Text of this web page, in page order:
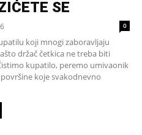
SE
0
koji mnogi zaboravljaju
držač četkica ne treba biti
kupatilo, peremo umivaonik
koje svakodnevno